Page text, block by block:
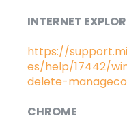
INTERNET
https://
es/help/17442/
delete-
CHROME